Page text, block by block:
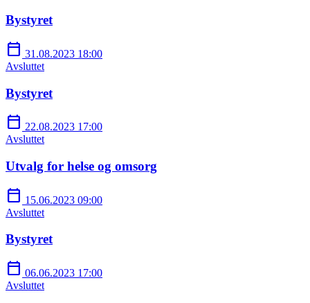
Bystyret
calendar_today 31.08.2023 18:00
Avsluttet
Bystyret
calendar_today 22.08.2023 17:00
Avsluttet
Utvalg for helse og omsorg
calendar_today 15.06.2023 09:00
Avsluttet
Bystyret
calendar_today 06.06.2023 17:00
Avsluttet